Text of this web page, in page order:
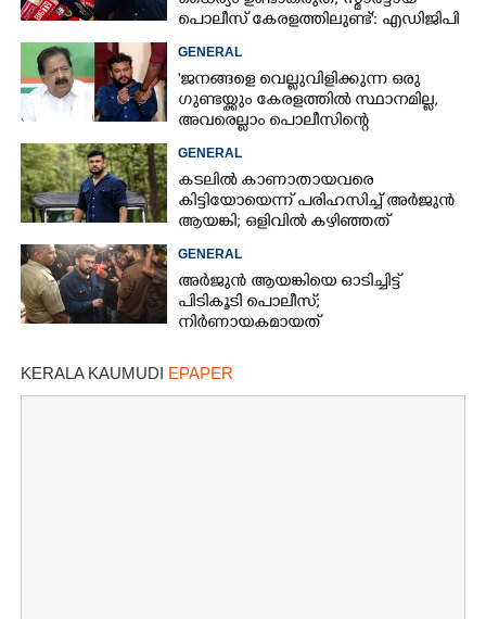
പൊലീസ് കേരളത്തിലുണ്ട്': എഡിജിപി
പി വിജയൻ
GENERAL
'ജനങ്ങളെ വെല്ലുവിളിക്കുന്ന ഒരു
ഗുണ്ടയ്ക്കും കേരളത്തിൽ സ്ഥാനമില്ല,​
അവരെല്ലാം പൊലീസിന്റെ
നിരീക്ഷണത്തിലാണ്'
GENERAL
കടലിൽ കാണാതായവരെ
കിട്ടിയോയെന്ന് പരിഹസിച്ച് അർജുൻ
ആയങ്കി; ഒളിവിൽ കഴിഞ്ഞത്
പയ്യന്നൂരിലെ ലോഡ്‌ജിൽ
GENERAL
അർജുൻ ആയങ്കിയെ ഓടിച്ചിട്ട്
പിടികൂടി പൊലീസ്;
നിർണായകമായത്
സംശയം
KERALA KAUMUDI EPAPER